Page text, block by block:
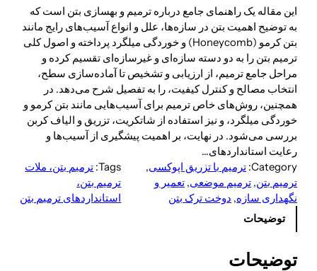
این مقاله یک راهنمای جامع درباره ترمیم و بهسازی بتن است که
به توضیح اهمیت بتن در سازه‌ها، علل و انواع آسیب‌های رایج مانند
بتن کرمو (Honeycomb) و خوردگی میلگرد پرداخته و اصول کلی
ترمیم بتن را به دو دسته سازه‌ای و غیرسازه‌ای تقسیم کرده و
مراحل جامع ترمیم، از ارزیابی و تشخیص تا آماده‌سازی سطح،
انتخاب مصالح و کنترل کیفیت، را به تفصیل شرح می‌دهد. در
همچنین، روش‌های خاص ترمیم برای آسیب‌هایی مانند بتن کرمو و
خوردگی میلگرد، و نیز استفاده از شاتکریت، تزریق و الیاف کربن
بررسی می‌شود. در نهایت، بر اهمیت پیشگیری از آسیب‌ها و
رعایت استانداردهای…
Category: ترمیم با تزریق اپوکسی,
ترمیم بتن, ترمیم موضعی, تعمیر و
نگهداری سازه, دوخت ترک بتن
Tags: ترمیم بتن، ملات
ترمیم بتن،
استانداردهای ترمیم بتن
توضیحات
توضیحات